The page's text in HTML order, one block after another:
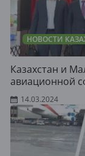
НОВОСТИ
Казахстан и
авиационной
14.03.2024